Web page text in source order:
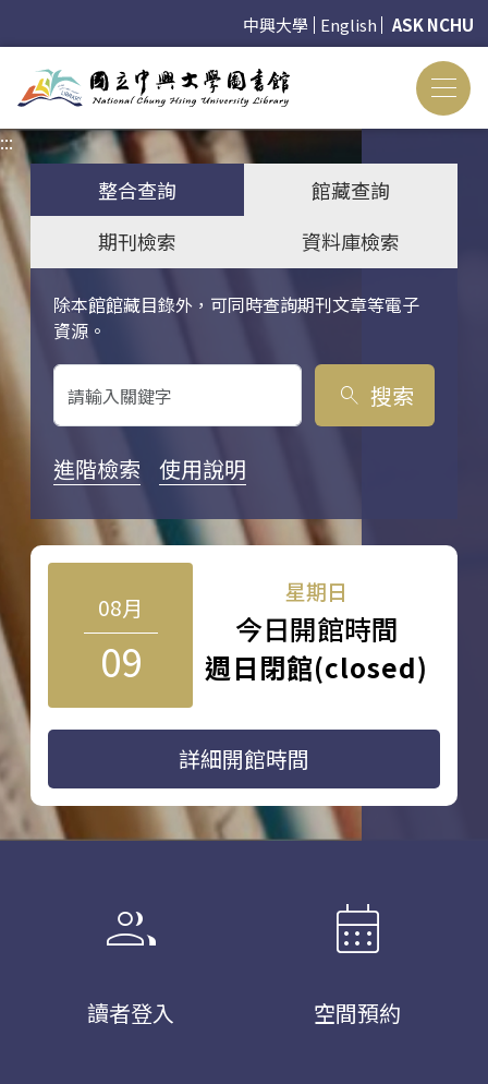
中興大學 English ASK NCHU
:::
整合查詢
館藏查詢
期刊檢索
資料庫檢索
除本館館藏目錄外，可同時查詢期刊文章等電子
資源。
關鍵字搜尋
search 搜索
進階檢索 使用說明
08月
09
星期日
今日開館時間
週日閉館(closed)
詳細開館時間
group
讀者登入
calendar_month
空間預約